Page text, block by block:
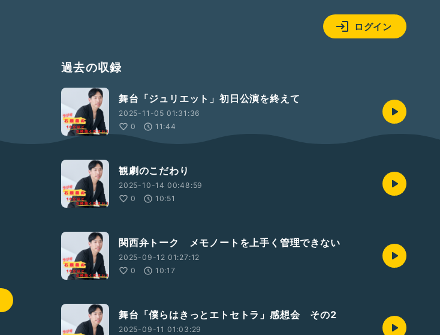
ログイン
過去の収録
舞台「ジュリエット」初日公演を終えて
2025-11-05 01:31:36
0
11:44
観劇のこだわり
2025-10-14 00:48:59
0
10:51
関西弁トーク メモノートを上手く管理できない
2025-09-12 01:27:12
0
10:17
舞台「僕らはきっとエトセトラ」感想会 その2
2025-09-11 01:03:29